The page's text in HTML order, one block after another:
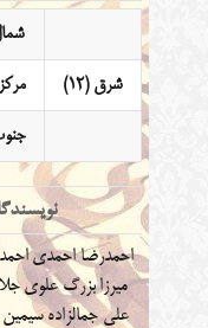
شرق (12) مرکز
احمدرضا احمدی
میرزابزرگ علوی
علی جمالزاده سیمین